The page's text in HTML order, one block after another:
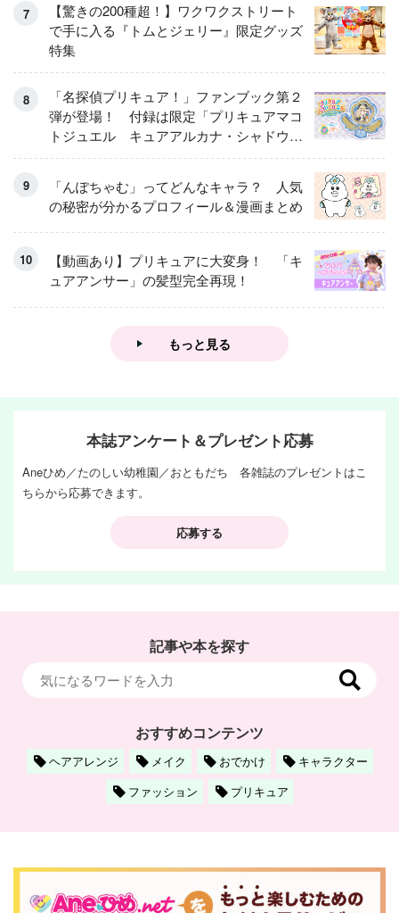
【驚きの200種超！】ワクワクストリート
で手に入る『トムとジェリー』限定グッズ
特集
「名探偵プリキュア！」ファンブック第２
弾が登場！ 付録は限定「プリキュアマコ
トジュエル キュアアルカナ・シャドウ
アイスver.」 キュアエクレールを大特
「んぽちゃむ」ってどんなキャラ？ 人気
の秘密が分かるプロフィール＆漫画まとめ
【動画あり】プリキュアに大変身！ 「キ
ュアアンサー」の髪型完全再現！
もっと見る
本誌アンケート＆プレゼント応募
Aneひめ／たのしい幼稚園／おともだち 各雑誌のプレゼントはこ
ちらから応募できます。
応募する
記事や本を探す
おすすめコンテンツ
ヘアアレンジ メイク おでかけ
キャラクター
ファッション
プリキュア